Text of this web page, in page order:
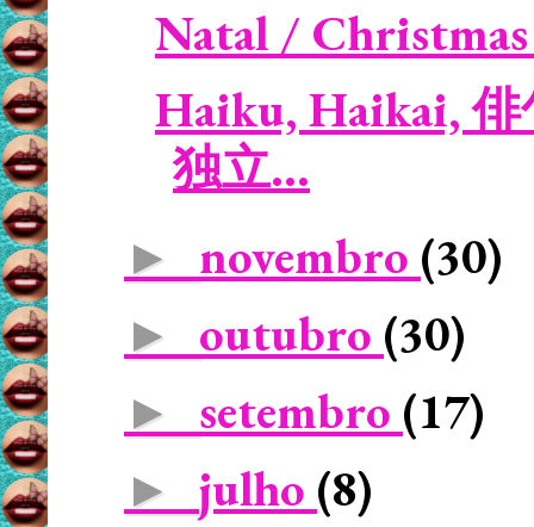
Natal /
Haiku, Haikai, 俳
独立...
► novembro (30)
► outubro (30)
► setembro (17)
► julho (8)